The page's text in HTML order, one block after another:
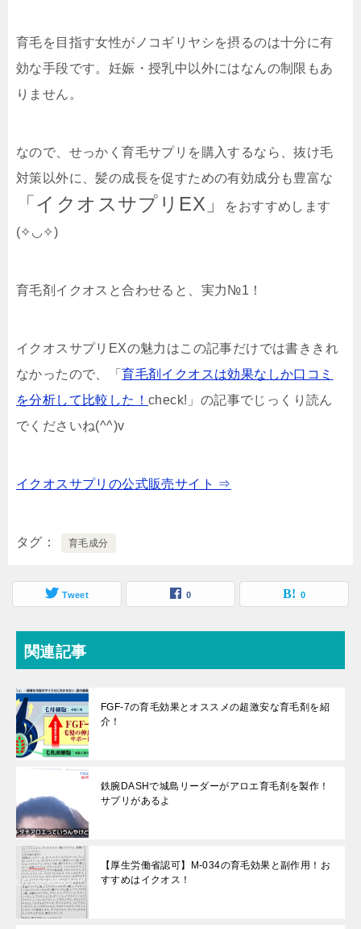
育毛を目指す女性がノコギリヤシを摂るのは十分に有
効な手段です。妊娠・授乳中以外にはなんの制限もあ
りません。
なので、せっかく育毛サプリを購入するなら、抜け毛
対策以外に、髪の成長を促すための有効成分も豊富な
「イクオスサプリEX」
をおすすめします
(✧◡✧)
育毛剤イクオスと合わせると、実力№1！
イクオスサプリEXの魅力はこの記事だけでは書ききれ
なかったので、「育毛剤イクオスは効果なしか口コミ
を分析して比較した！ check! 」の記事でじっくり読ん
でくださいね(^^)v
イクオスサプリの公式販売サイト ⇒
タグ 育毛成分
Tweet 0 0
関連記事
FGF-7の育毛効果とオススメの超激安な育毛剤を紹
介！
鉄腕DASHで城島リーダーがアロエ育毛剤を製作！
サプリがあるよ
【厚生労働省認可】M-034の育毛効果と副作用！お
すすめはイクオス！